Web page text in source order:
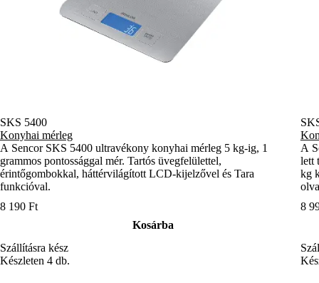
SKS 5400
Konyhai mérleg
A Sencor SKS 5400 ultravékony konyhai mérleg 5 kg-ig, 1
grammos pontossággal mér. Tartós üvegfelülettel,
érintőgombokkal, háttérvilágított LCD-kijelzővel és Tara
funkcióval.
8 190 Ft
Kosárba
Szállításra kész
Készleten 4 db.
A
lett
kg
8